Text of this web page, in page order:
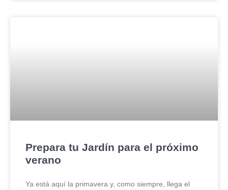
Prepara tu Jardín para el próximo
verano
Ya está aquí la primavera y, como siempre, llega el